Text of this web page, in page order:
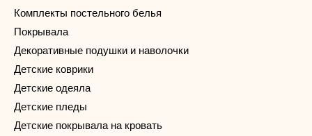
Комплекты постельного белья
Покрывала
Декоративные подушки и наволочки
Детские коврики
Детские одеяла
Детские пледы
Детские покрывала на кровать